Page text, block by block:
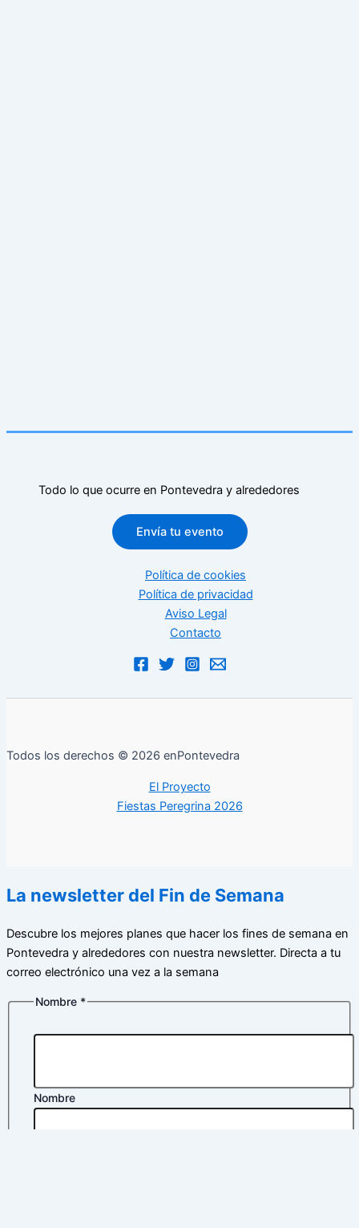
Todo lo que ocurre en Pontevedra y alrededores
Envía tu evento
Política de cookies
Política de privacidad
Aviso Legal
Contacto
Todos los derechos © 2026 enPontevedra
El Proyecto
Fiestas Peregrina 2026
La newsletter del Fin de Semana
Descubre los mejores planes que hacer los fines de semana en
Pontevedra y alrededores con nuestra newsletter. Directa a tu
correo electrónico una vez a la semana
Nombre *
Nombre